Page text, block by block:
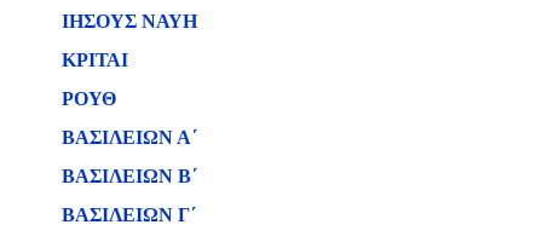
ΙΗΣΟΥΣ ΝΑΥΗ
ΚΡΙΤΑΙ
ΡΟΥΘ
ΒΑΣΙΛΕΙΩΝ Α΄
ΒΑΣΙΛΕΙΩΝ B΄
ΒΑΣΙΛΕΙΩΝ Γ΄